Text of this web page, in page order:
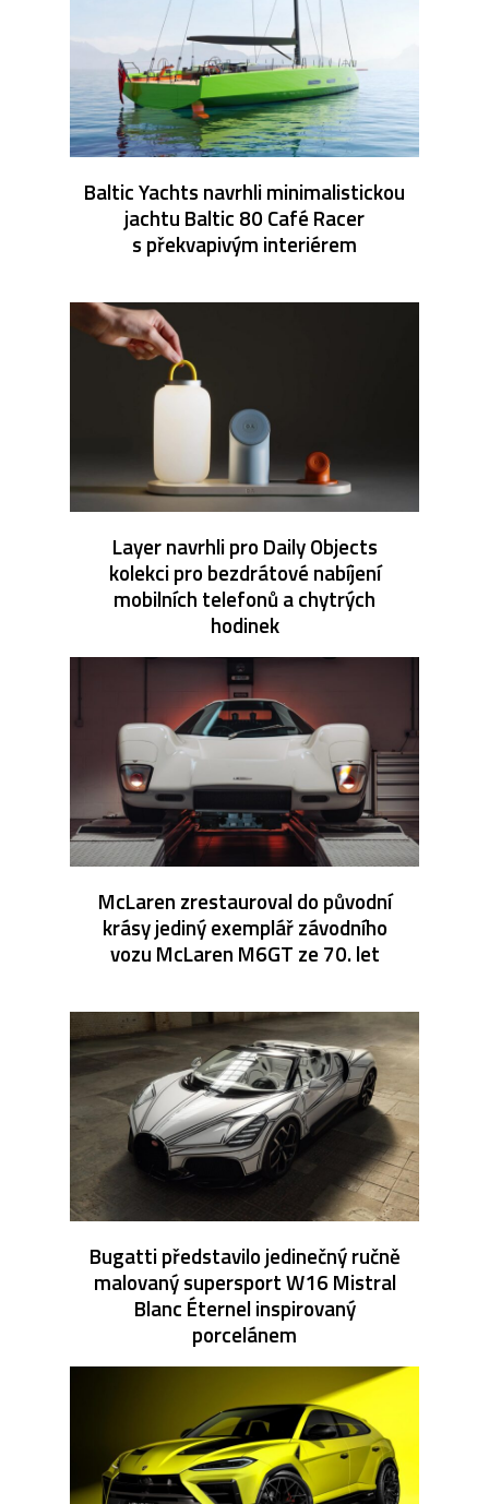
Baltic Yachts navrhli minimalistickou
jachtu Baltic 80 Café Racer
s překvapivým interiérem
Layer navrhli pro Daily Objects
kolekci pro bezdrátové nabíjení
mobilních telefonů a chytrých
hodinek
McLaren zrestauroval do původní
krásy jediný exemplář závodního
vozu McLaren M6GT ze 70. let
Bugatti představilo jedinečný ručně
malovaný supersport W16 Mistral
Blanc Éternel inspirovaný
porcelánem